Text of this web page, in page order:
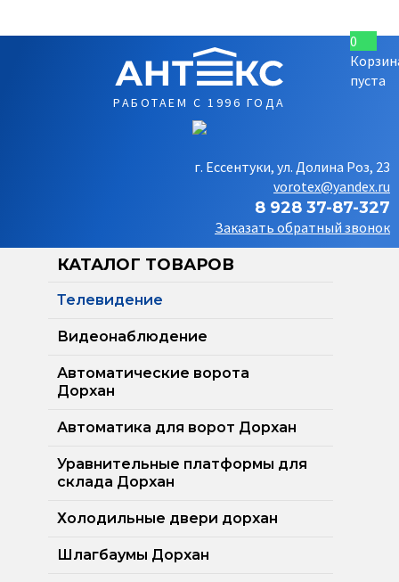
РАБОТАЕМ С 1996 ГОДА
г. Ессентуки, ул. Долина Роз, 23
vorotex@yandex.ru
8 928 37-87-327
Заказать обратный звонок
0
пуста
КАТАЛОГ ТОВАРОВ
Телевидение
Видеонаблюдение
Автоматические ворота
Дорхан
Автоматика для ворот Дорхан
Уравнительные платформы для
склада Дорхан
Холодильные двери дорхан
Шлагбаумы Дорхан